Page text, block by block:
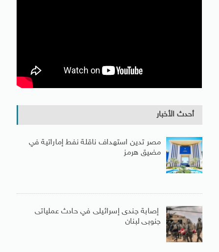
أحدث الأخبار
مصر تدين استهداف ناقلة نفط إماراتية في
مضيق هرمز
إصابة جندى إسرائيلى في حادث عملياتى
جنوبى لبنان